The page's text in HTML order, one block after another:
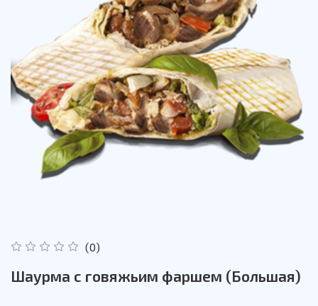
(0)
Шаурма с говяжьим фаршем (Большая)